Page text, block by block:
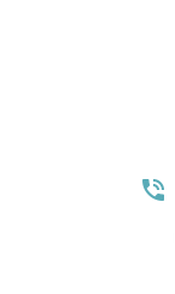
phone_in_talk